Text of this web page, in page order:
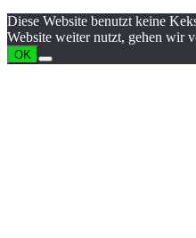
Diese Website benutzt keine
Website weiter nutzt, gehen wir
OK